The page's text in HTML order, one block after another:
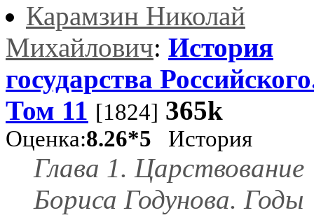
Карамзин Николай
Михайлович: История
государства
Том 11 [1824] 365k
Оценка:8.26*5 История
Глава 1. Царствование
Бориса Годунова. Годы